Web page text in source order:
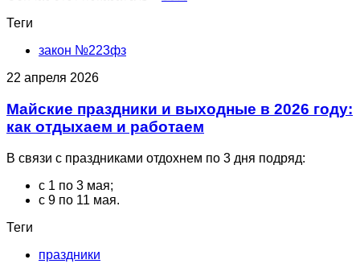
Теги
закон №223фз
22 апреля 2026
Майские праздники и выходные в 2026 году:
как отдыхаем и работаем
В связи с праздниками отдохнем по 3 дня подряд:
с 1 по 3 мая;
с 9 по 11 мая.
Теги
праздники